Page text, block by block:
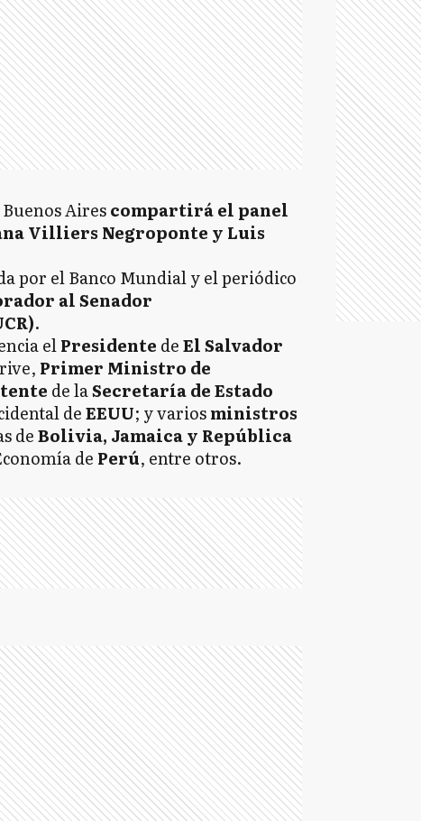
Airescompartirá el panel
Villiers Negroponte y Luis
por el Banco Mundial y el periódico
al Senador
.
elPresidente deEl Salvador
Primer Ministro de
de laSecretaría de Estado
deEEUU; y variosministros
deBolivia, Jamaica y República
de Perú, entre otros.